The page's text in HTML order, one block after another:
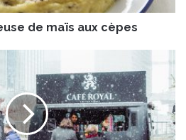
de maïs aux cèpes